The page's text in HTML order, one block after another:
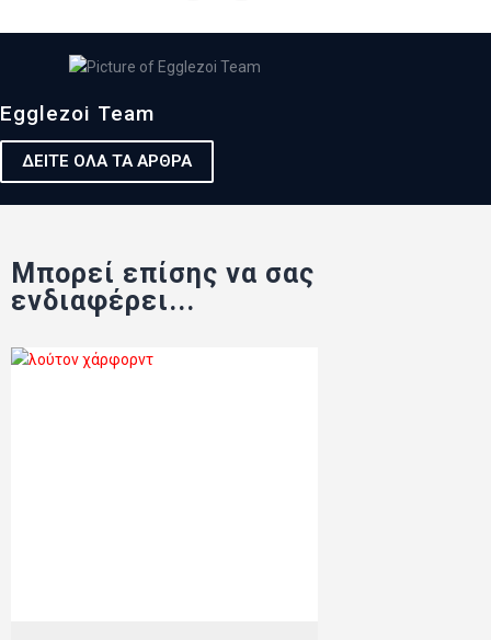
Egglezoi Team
ΔΕΙΤΕ ΟΛΑ ΤΑ ΑΡΘΡΑ
Μπορεί επίσης να σας
ενδιαφέρει...